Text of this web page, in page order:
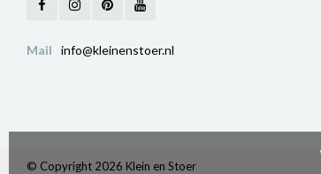
Mail info@kleinenstoer.nl
© Copyright 2026 Klein en Stoer